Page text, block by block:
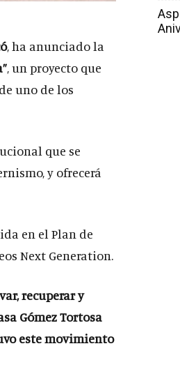
, ha anunciado la
, un proyecto que
uno de los
que se
y ofrecerá
en el Plan de
Next Generation.
recuperar y
Gómez Tortosa
este movimiento